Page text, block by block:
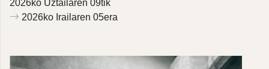
2026ko Uztailaren 09tik
2026ko Irailaren 05era